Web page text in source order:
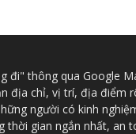
đi" thông qua Google
địa chỉ, vị trí, địa điểm
người có kinh
thời gian ngắn nhất, an